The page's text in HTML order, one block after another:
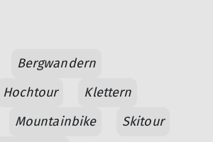
Bergwandern
Hochtour
Klettern
Mountainbike
Skitour